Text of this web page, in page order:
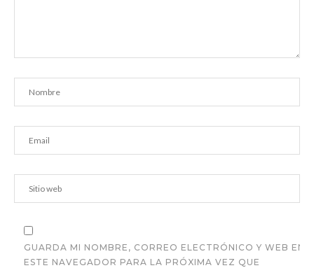
GUARDA MI NOMBRE, CORREO ELECTRÓNICO Y WEB EN
ESTE NAVEGADOR PARA LA PRÓXIMA VEZ QUE